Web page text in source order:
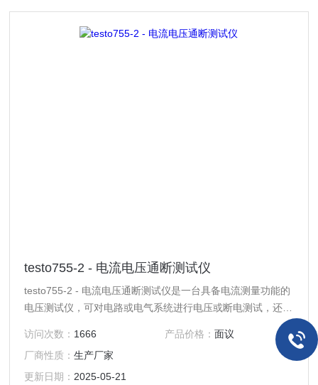
testo755-2 - 电流电压通断测试仪
testo755-2 - 电流电压通断测试仪是一台具备电流测量功能的
电压测试仪，可对电路或电气系统进行电压或断电测试，还可
以测量电流或电流消耗以及系统通断测试， testo755-1电压
测试仪自动检测并选择电气测量参数，您只需要开始测量，勿
需其它操作。
访问次数： 1666 产品价格： 面议
厂商性质：生产厂家
更新日期： 2025-05-21